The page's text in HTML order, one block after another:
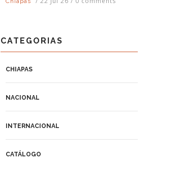
CATEGORIAS
CHIAPAS
NACIONAL
INTERNACIONAL
CATÁLOGO